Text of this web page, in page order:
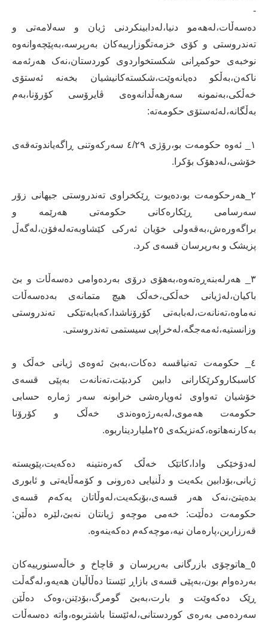
-
دەسەڵات،لەهەمو دنیا،لەدابینکردنی ژیان و سەلامەتی و
تەندروستی و کۆی خزمەتگوزارییەکان بەرپرسە،بەپێچەوانەوە
نوخبەی حوکمڕانی شکستخواردوی کوردستان،نەک هەرئەمە
ناکەن،بەڵکو دەیانەوێت،شکستەکانیشیان بخەنە ئەستۆی
خەڵکی،بەنمونە سەرهەڵدانەوەی ڤایرۆسی کۆرۆنا،بەم
بەڵگانە،لەئەستۆی حکومەتە:
۱_ ئەوە حکومەت بو،رۆژی ٤/۲۹ سەرکەوتنی ڕاگەیاندوتەقەی
خۆشی،لەدهۆک بۆکرا.
۲_هەرحکومەت بو،دەیوت ڕێکخراوی تەندروستی جیهانی زۆر
سەرسامی ڕێکارەکانی حکومەتی هەرێمە و
براگەورەش،بەقەولی خۆیان ئەرکی کێشاوبەتەلەفۆن،لەگەڵ
پزیشک و بەرپرسان قسەی کرد.
۳_ هەرلەبنەڕەتەوە،بەهۆی درۆی بەردەوامی دەسەڵات و بێ
باکیان،لەژیانی خەڵکی،خەڵک هیچ متمانەی بەدەسەڵات
نەماوە،تەنانەت،لەبابەتی کۆرۆناشدا،کەبابەتێکی تەندروستی
وزانستیە،ئەمەجگە،لەخراپی سیستمی تەندروستی.
٤_ حکومەت تەنیاقسە دەکات،بەبێ ئەوەی ژیانی خەڵک و
کاسبکاروکرێکارانی دابین کردبێت،تەنانەت بەپێی قسەی
خۆشیان تەواوی ئەوپارەشی خرابونە سەر ژمارە حسابی
حکومەت هەموی،لەبەرژەوەندی خەڵک و کۆرۆنا
بەکارنەهاتوە،کەنزیکەی ۲٥ملیاردیناربوە.
لەدۆخێکی وادا،کاتێک خەڵک کەرەنتینە دەکەیت،پێویستە
ژیانی،بۆدابین بکەیت و دڵنیایی دەرونی و کۆمەڵایەتی و ئابوری
بدەیتێ،نەک هەر قسەی،بۆبکەیت،لەوڵاتان یەکەم قسەی
حکومەت دەڵێت: خەمی موچەو ژیانتان نەبێ،لێرە دەڵێن:
قەرزارین،پارەمان نیە،موچەکەم دەکەینەوە.
٥_هاتوچۆی بازرگانی بەرپرسان و قاچاخ و خاڵەسنورییەکان
بەردەوام بون،بەپێی قسەی بازاڕ ئێستا دەڵاڵیان هەیەو،لەگەڵت
ڕێک دەکەوێت و بارت،بەبێ گومرگ،بۆدێنن،وەک دەڵێن
سەردەمی بەرەی کوردستانی،لەئێستا باشتربوە،واتە دەسەڵات